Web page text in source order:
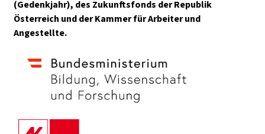
(Gedenkjahr), des Zukunftsfonds der Republik
Österreich und der Kammer für Arbeiter und
Angestellte.